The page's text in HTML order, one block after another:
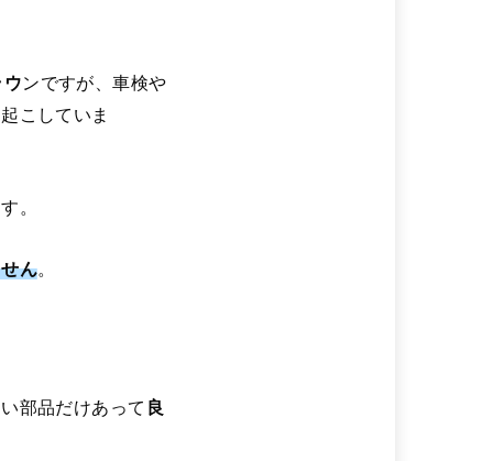
ンですが、車検や
こしていま
。
ん。
部品だけあって 良